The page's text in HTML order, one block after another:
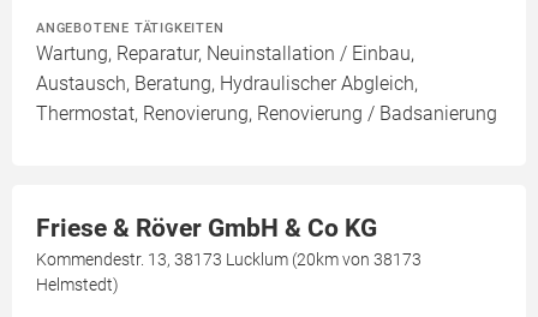
ANGEBOTENE TÄTIGKEITEN
Wartung, Reparatur, Neuinstallation / Einbau,
Austausch, Beratung, Hydraulischer Abgleich,
Thermostat, Renovierung, Renovierung / Badsanierung
Friese & Röver GmbH & Co KG
Kommendestr. 13, 38173 Lucklum (20km von 38173
Helmstedt)